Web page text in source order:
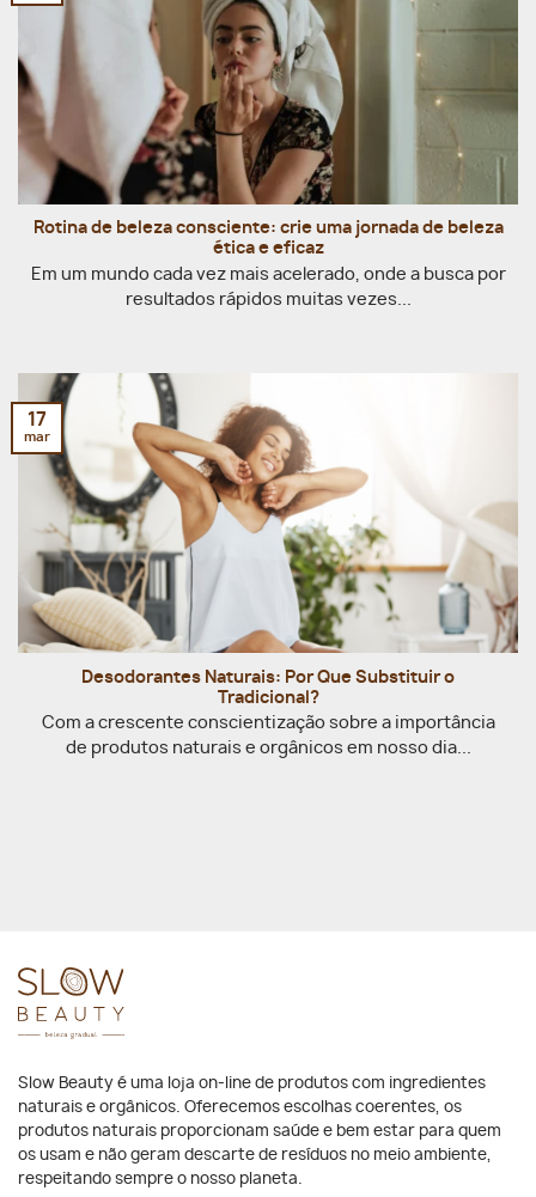
Rotina de beleza consciente: crie uma jornada de beleza
ética e eficaz
Em um mundo cada vez mais acelerado, onde a busca por
resultados rápidos muitas vezes...
Desodorantes Naturais: Por Que Substituir o
Tradicional?
Com a crescente conscientização sobre a importância
de produtos naturais e orgânicos em nosso dia...
17
mar
Slow Beauty é uma loja on-line de produtos com ingredientes
naturais e orgânicos. Oferecemos escolhas coerentes, os
produtos naturais proporcionam saúde e bem estar para quem
os usam e não geram descarte de resíduos no meio ambiente,
respeitando sempre o nosso planeta.